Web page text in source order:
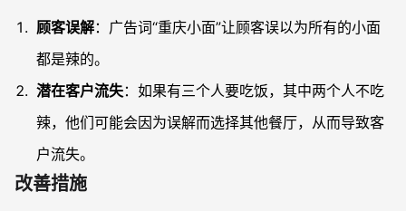
顾客误解：广告词“重庆小面”让顾客误以为所有的小面
都是辣的。
潜在客户流失：如果有三个人要吃饭，其中两个人不吃
辣，他们可能会因为误解而选择其他餐厅，从而导致客
户流失。
改善措施